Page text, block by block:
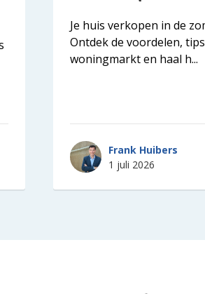
Je huis verkopen in de
Ontdek de voordelen,
woningmarkt en haal h...
Frank Huibers
1 juli 2026